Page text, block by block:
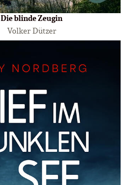
Die blinde Zeugin
Volker Dützer